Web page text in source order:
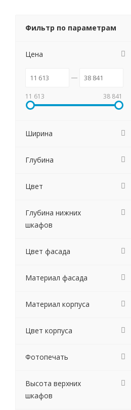
Фильтр по параметрам
Цена
11 613 38 841
Ширина
Глубина
Цвет
Глубина нижних
шкафов
Цвет фасада
Материал фасада
Материал корпуса
Цвет корпуса
Фотопечать
Высота верхних
шкафов